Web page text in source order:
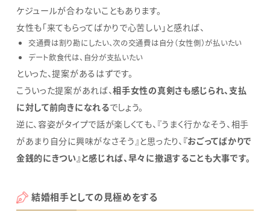
ケジュールが合わないこともあります。
女性も「来てもらってばかりで心苦しい」と感れば、
交通費は割り勘にしたい、次の交通費は自分（女性側）が払いたい
デート飲食代は、自分が支払いたい
といった、提案があるはずです。
こういった提案があれば、相手女性の真剣さも感じられ、支払
に対して前向きになれるでしょう。
逆に、容姿がタイプで話が楽しくても、『うまく行かなそう、相手
があまり自分に興味がなさそう』と思ったり、 『おごってばかりで
金銭的にきつい』と感じれば、早々に撤退することも大事です。
結婚相手としての見極めをする